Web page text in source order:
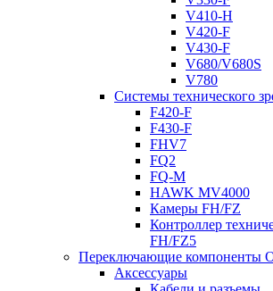
V410-H
V420-F
V430-F
V680/V680S
V780
Системы технического
F420-F
F430-F
FHV7
FQ2
FQ-M
HAWK MV4000
Камеры FH/FZ
Контроллер
FH/FZ5
Переключающие компоненты
Аксессуары